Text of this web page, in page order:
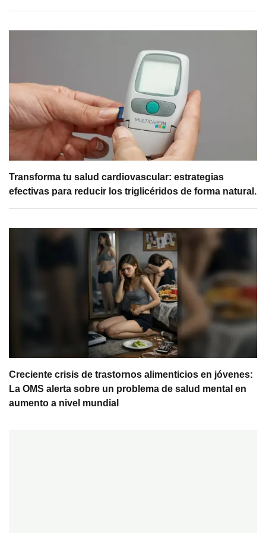
Transforma tu salud cardiovascular: estrategias
efectivas para reducir los triglicéridos de forma natural.
Creciente crisis de trastornos alimenticios en jóvenes:
La OMS alerta sobre un problema de salud mental en
aumento a nivel mundial